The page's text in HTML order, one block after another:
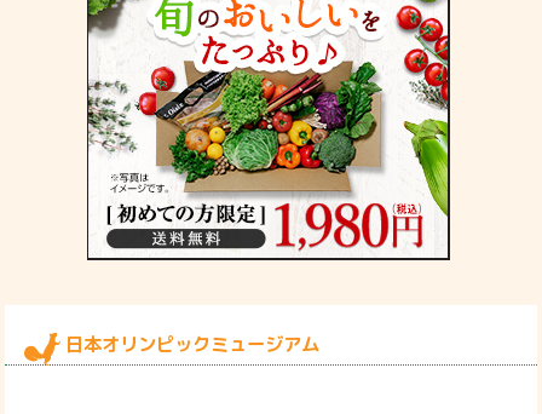
日本オリンピックミュージアム